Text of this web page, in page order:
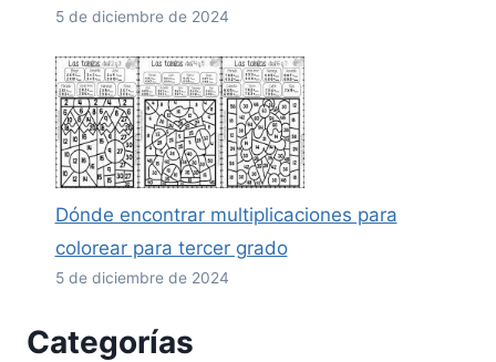
5 de diciembre de 2024
Dónde encontrar multiplicaciones para
colorear para tercer grado
5 de diciembre de 2024
Categorías